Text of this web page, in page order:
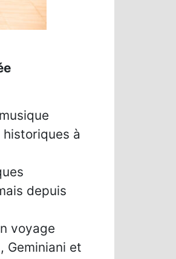
à
depuis
voyage
Geminiani et